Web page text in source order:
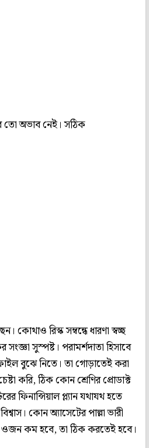
তো অভাব নেই। সঠিক
কোথাও রিস্ক সম্বন্ধে ধারণা স্বচ্ছ
সুস্পষ্ট। পরামর্শদাতা হিসাবে
বুঝে নিতে। তা গোড়াতেই করা
করি, ঠিক কোন শ্রেণির প্রোডাক্ট
ফিনান্সিয়াল প্ল‌্যান যথাযথ হতে
কোন অ‌্যাসেটের পাল্লা ভারী
ওজন কম হবে, তা ঠিক করতেই হবে।